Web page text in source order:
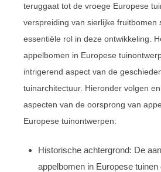
teruggaat tot de vroege Europese
verspreiding van sierlijke fruitbomen
essentiële rol in deze ontwikkeling.
appelbomen in Europese
intrigerend aspect van de
tuinarchitectuur. Hieronder volgen
aspecten van de oorsprong van
Europese tuinontwerpen:
Historische achtergrond: De
appelbomen in Europese tuinen